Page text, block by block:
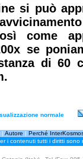
si può
come
se
di 60
normale
| Autore | Perché
i contenuti tutti i diritti sono